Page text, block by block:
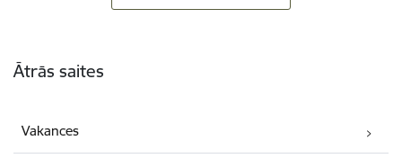
Ātrās saites
Vakances